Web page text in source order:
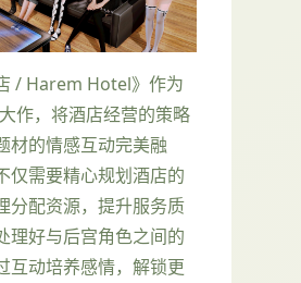
/ Harem Hotel》作为
作，将酒店经营的策略
材的情感互动完美融
仅需要精心规划酒店的
分配资源，提升服务质
理好与后宫角色之间的
互动培养感情，解锁更